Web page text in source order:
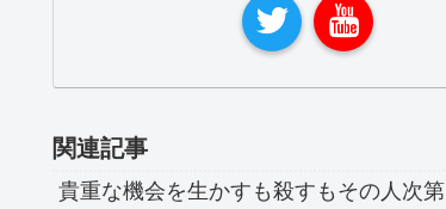
関連記事
貴重な機会を生かすも殺すもその人次第